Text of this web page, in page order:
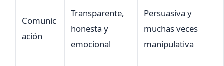
Comunic
ación
Transparente,
honesta y
emocional
Persuasiva y
muchas veces
manipulativa